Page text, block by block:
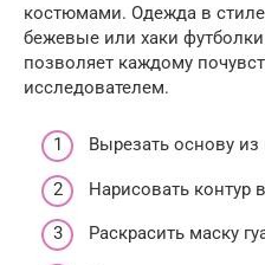
костюмами. Одежда в
бежевые или хаки
позволяет каждому
исследователем.
Вырезать основу из
Нарисовать контур
Раскрасить маску